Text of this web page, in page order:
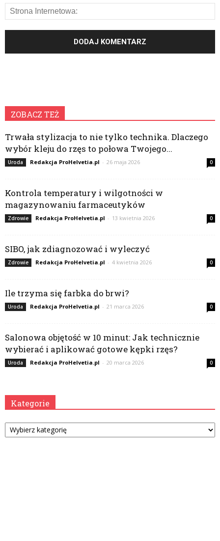
ZOBACZ TEŻ
Trwała stylizacja to nie tylko technika. Dlaczego
wybór kleju do rzęs to połowa Twojego...
Uroda Redakcja ProHelvetia.pl - 26 maja 2026 0
Kontrola temperatury i wilgotności w
magazynowaniu farmaceutyków
Zdrowie Redakcja ProHelvetia.pl - 13 kwietnia 2026 0
SIBO, jak zdiagnozować i wyleczyć
Zdrowie Redakcja ProHelvetia.pl - 4 kwietnia 2026 0
Ile trzyma się farbka do brwi?
Uroda Redakcja ProHelvetia.pl - 21 marca 2026 0
Salonowa objętość w 10 minut: Jak technicznie
wybierać i aplikować gotowe kępki rzęs?
Uroda Redakcja ProHelvetia.pl - 20 marca 2026 0
Kategorie
Kategorie